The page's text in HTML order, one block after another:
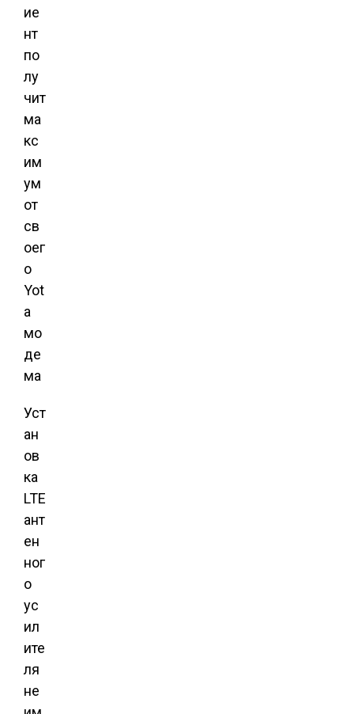
ие
нт
по
лу
чит
ма
кс
им
ум
от
св
оег
о
Yot
a
мо
де
ма
Уст
ан
ов
ка
LTE
ант
ен
ног
о
ус
ил
ите
ля
не